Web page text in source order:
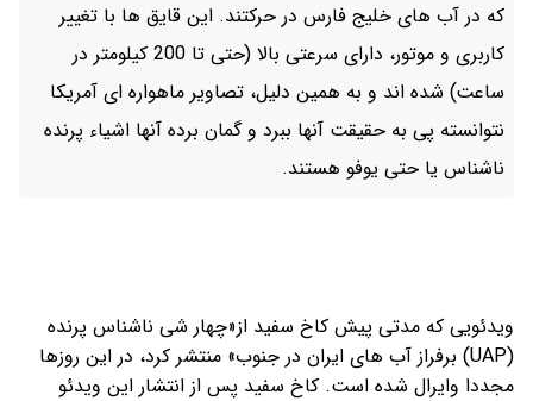
که در آب های خلیج فارس در حرکتند. این قایق ها با تغییر
کاربری و موتور، دارای سرعتی بالا (حتی تا 200 کیلومتر در
ساعت) شده اند و به همین دلیل، تصاویر ماهواره ای آمریکا
نتوانسته پی به حقیقت آنها ببرد و گمان برده آنها اشیاء پرنده
ناشناس یا حتی یوفو هستند.
ویدئویی که مدتی پیش کاخ سفید از«چهار شی ناشناس پرنده
(UAP) برفراز آب ‌های ایران در جنوب» منتشر کرد، در این روزها
مجددا وایرال شده است. کاخ سفید پس از انتشار این ویدئو